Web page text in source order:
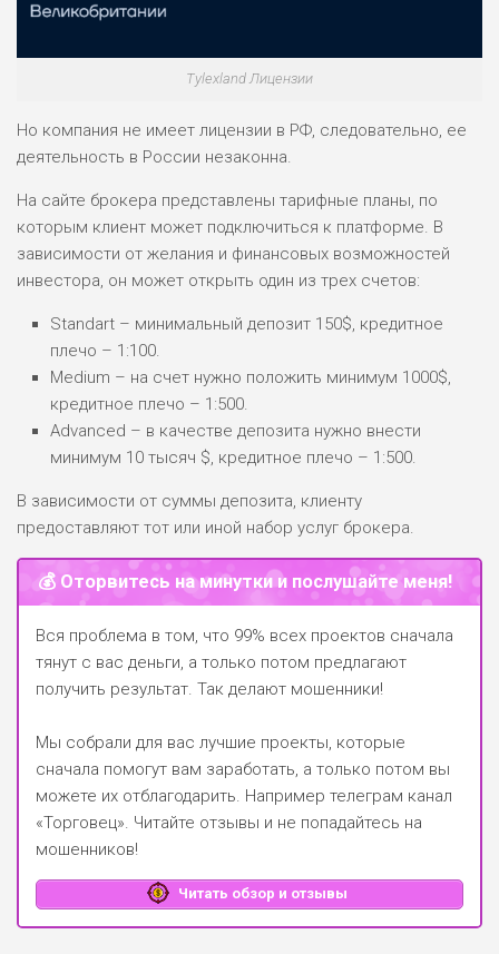
Tylexland Лицензии
Но компания не имеет лицензии в РФ, следовательно, ее
деятельность в России незаконна.
На сайте брокера представлены тарифные планы, по
которым клиент может подключиться к платформе. В
зависимости от желания и финансовых возможностей
инвестора, он может открыть один из трех счетов:
Standart – минимальный депозит 150$, кредитное
плечо – 1:100.
Medium – на счет нужно положить минимум 1000$,
кредитное плечо – 1:500.
Advanced – в качестве депозита нужно внести
минимум 10 тысяч $, кредитное плечо – 1:500.
В зависимости от суммы депозита, клиенту
предоставляют тот или иной набор услуг брокера.
💰 Оторвитесь на минутки и послушайте меня!
Вся проблема в том, что 99% всех проектов сначала
тянут с вас деньги, а только потом предлагают
получить результат. Так делают мошенники!
Мы собрали для вас лучшие проекты, которые
сначала помогут вам заработать, а только потом вы
можете их отблагодарить. Например телеграм канал
«Торговец» . Читайте отзывы и не попадайтесь на
мошенников!
Читать обзор и отзывы